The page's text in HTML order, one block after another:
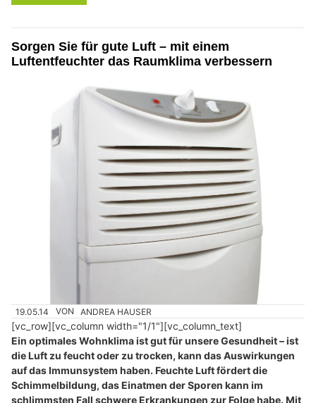
Sorgen Sie für gute Luft – mit einem
Luftentfeuchter das Raumklima verbessern
19.05.14 VON ANDREA HAUSER
[vc_row][vc_column width="1/1"][vc_column_text]
Ein optimales Wohnklima ist gut für unsere Gesundheit – ist
die Luft zu feucht oder zu trocken, kann das Auswirkungen
auf das Immunsystem haben. Feuchte Luft fördert die
Schimmelbildung, das Einatmen der Sporen kann im
schlimmsten Fall schwere Erkrankungen zur Folge habe. Mit